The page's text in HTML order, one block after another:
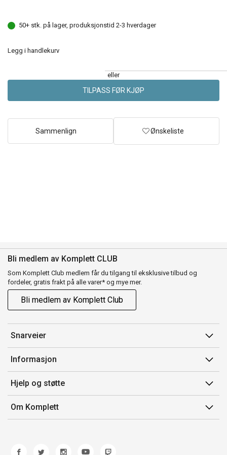
50+ stk. på lager, produksjonstid 2-3 hverdager
Legg i handlekurv
eller
TILPASS FØR KJØP
Sammenlign Ønskeliste
Bli medlem av Komplett CLUB
Som Komplett Club medlem får du tilgang til eksklusive tilbud og
fordeler, gratis frakt på alle varer* og mye mer.
Bli medlem av Komplett Club
Snarveier
Min side
Ordreoversikt
Flex
Komplett Club
Informasjon
Salgsbetingelser
Medlemsvilkår for Komplett Club
Merker/produsent
Hjelp og støtte
Kontakt oss
Kundeservice
Retur
Om Komplett